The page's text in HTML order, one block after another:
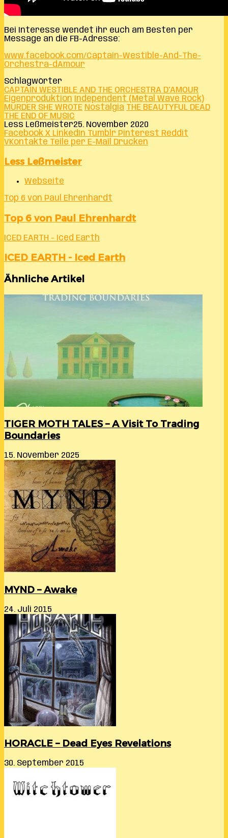
Bei Interesse wendet ihr euch am Besten per
Message an die FB-Adresse:
www.facebook.com/Captain-Westible-And-The-
Orchestra-dAmour
Schlagwörter
CAPTAIN WESTIBLE AND THE ORCHESTRA D'AMOUR
Eigenproduktion Independent (Metal Wave Rock)
MURDER SHE WROTE Nostalgia THE BEAUTYFUL DEAD
THE END OF MUSIC
Less Leßmeister25. November 2020
Facebook X LinkedIn Tumblr Pinterest Reddit
VKontakte Teile per E-Mail Drucken
Less Leßmeister
Webseite
Top 6 von Paul Ehrenhardt
Top 6 von Paul Ehrenhardt
ICED EARTH - Iced Earth
ICED EARTH - Iced Earth
Ähnliche Artikel
TIGER MOTH TALES – A Visit To Trading
Boundaries
15. November 2025
MYND – Awake
24. Juli 2015
HORACLE – Dead Eyes Revelations
30. September 2015